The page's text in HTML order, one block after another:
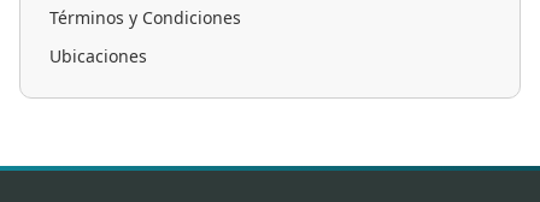
Términos y Condiciones
Ubicaciones